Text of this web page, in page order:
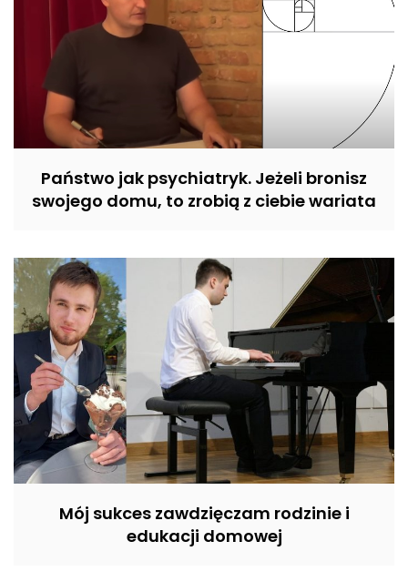
Państwo jak psychiatryk. Jeżeli bronisz
swojego domu, to zrobią z ciebie wariata
Mój sukces zawdzięczam rodzinie i
edukacji domowej